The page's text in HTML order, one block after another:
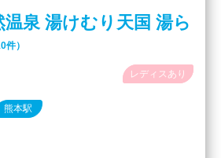
泉 湯けむり天国 湯ら
件）
レディスあり
熊本駅